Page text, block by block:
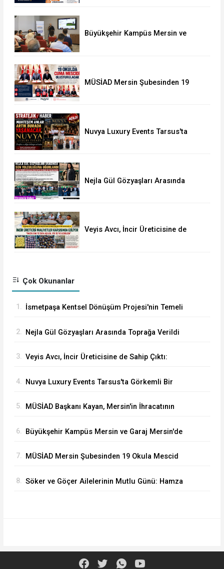
Büyükşehir Kampüs Mersin ve
MÜSİAD Mersin Şubesinden 19
Nuvya Luxury Events Tarsus'ta
Nejla Gül Gözyaşları Arasında
Veyis Avcı, İncir Üreticisine de
Çok Okunanlar
1. İsmetpaşa Kentsel Dönüşüm Projesi'nin Temeli
2. Nejla Gül Gözyaşları Arasında Toprağa Verildi
3. Veyis Avcı, İncir Üreticisine de Sahip Çıktı:
4. Nuvya Luxury Events Tarsus'ta Görkemli Bir
5. MÜSİAD Başkanı Kayan, Mersin'in İhracatının
6. Büyükşehir Kampüs Mersin ve Garaj Mersin'de
7. MÜSİAD Mersin Şubesinden 19 Okula Mescid
8. Söker ve Göçer Ailelerinin Mutlu Günü: Hamza